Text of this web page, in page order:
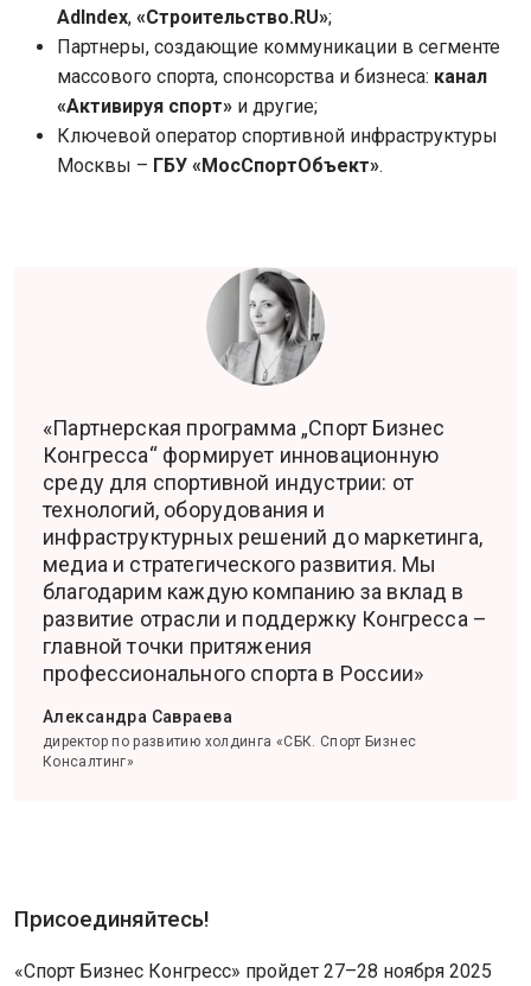
AdIndex, «Строительство.RU»;
Партнеры, создающие коммуникации в сегменте
массового спорта, спонсорства и бизнеса: канал
«Активируя спорт» и другие;
Ключевой оператор спортивной инфраструктуры
Москвы – ГБУ «МосСпортОбъект».
«Партнерская программа „Спорт Бизнес
Конгресса“ формирует инновационную
среду для спортивной индустрии: от
технологий, оборудования и
инфраструктурных решений до маркетинга,
медиа и стратегического развития. Мы
благодарим каждую компанию за вклад в
развитие отрасли и поддержку Конгресса –
главной точки притяжения
профессионального спорта в России»
Александра Савраева
директор по развитию холдинга «СБК. Спорт Бизнес
Консалтинг»
Присоединяйтесь!
«Спорт Бизнес Конгресс» пройдет 27–28 ноября 2025